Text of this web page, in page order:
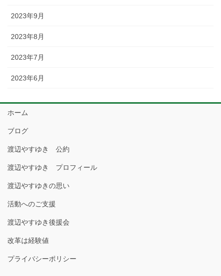
2023年9月
2023年8月
2023年7月
2023年6月
ホーム
ブログ
渡辺やすゆき 公約
渡辺やすゆき プロフィール
渡辺やすゆきの思い
活動へのご支援
渡辺やすゆき後援会
改革は経験値
プライバシーポリシー